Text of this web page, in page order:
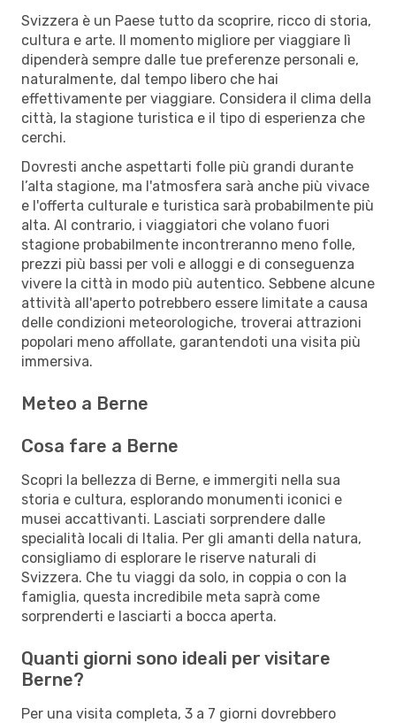
Svizzera è un Paese tutto da scoprire, ricco di storia,
cultura e arte. Il momento migliore per viaggiare lì
dipenderà sempre dalle tue preferenze personali e,
naturalmente, dal tempo libero che hai
effettivamente per viaggiare. Considera il clima della
città, la stagione turistica e il tipo di esperienza che
cerchi.
Dovresti anche aspettarti folle più grandi durante
l’alta stagione, ma l'atmosfera sarà anche più vivace
e l'offerta culturale e turistica sarà probabilmente più
alta. Al contrario, i viaggiatori che volano fuori
stagione probabilmente incontreranno meno folle,
prezzi più bassi per voli e alloggi e di conseguenza
vivere la città in modo più autentico. Sebbene alcune
attività all'aperto potrebbero essere limitate a causa
delle condizioni meteorologiche, troverai attrazioni
popolari meno affollate, garantendoti una visita più
immersiva.
Meteo a Berne
Cosa fare a Berne
Scopri la bellezza di Berne, e immergiti nella sua
storia e cultura, esplorando monumenti iconici e
musei accattivanti. Lasciati sorprendere dalle
specialità locali di Italia. Per gli amanti della natura,
consigliamo di esplorare le riserve naturali di
Svizzera. Che tu viaggi da solo, in coppia o con la
famiglia, questa incredibile meta saprà come
sorprenderti e lasciarti a bocca aperta.
Quanti giorni sono ideali per visitare
Berne?
Per una visita completa, 3 a 7 giorni dovrebbero